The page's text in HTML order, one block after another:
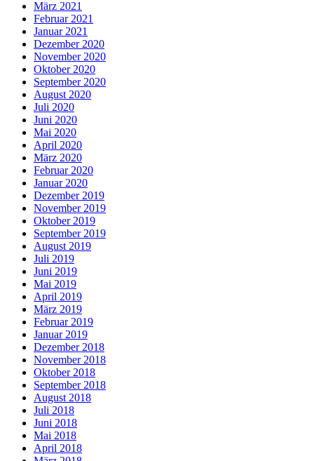
März 2021
Februar 2021
Januar 2021
Dezember 2020
November 2020
Oktober 2020
September 2020
August 2020
Juli 2020
Juni 2020
Mai 2020
April 2020
März 2020
Februar 2020
Januar 2020
Dezember 2019
November 2019
Oktober 2019
September 2019
August 2019
Juli 2019
Juni 2019
Mai 2019
April 2019
März 2019
Februar 2019
Januar 2019
Dezember 2018
November 2018
Oktober 2018
September 2018
August 2018
Juli 2018
Juni 2018
Mai 2018
April 2018